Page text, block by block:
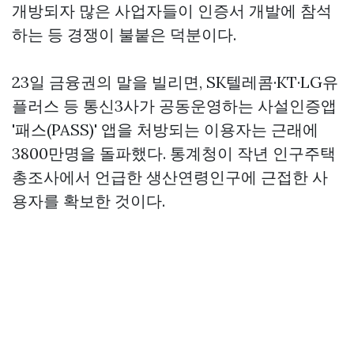
개방되자 많은 사업자들이 인증서 개발에 참석
하는 등 경쟁이 불붙은 덕분이다.
23일 금융권의 말을 빌리면, SK텔레콤·KT·LG유
플러스 등 통신3사가 공동운영하는 사설인증앱
'패스(PASS)' 앱을 처방되는 이용자는 근래에
3800만명을 돌파했다. 통계청이 작년 인구주택
총조사에서 언급한 생산연령인구에 근접한 사
용자를 확보한 것이다.